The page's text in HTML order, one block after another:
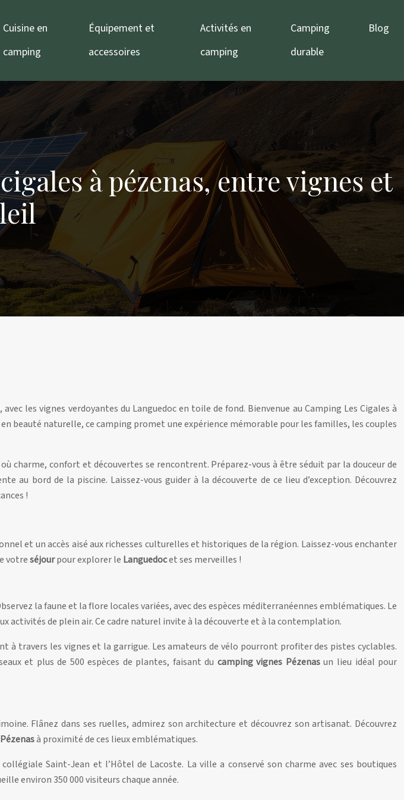
Cuisine en
camping
Équipement et
accessoires
Activités en
camping
Camping
durable
Blog
à pézenas, entre vignes et
les vignes verdoyantes du Languedoc en toile de fond. Bienvenue au Camping Les Cigales à
beauté naturelle, ce camping promet une expérience mémorable pour les familles, les couples
charme, confort et découvertes se rencontrent. Préparez-vous à être séduit par la douceur de
bord de la piscine. Laissez-vous guider à la découverte de ce lieu d’exception. Découvrez
!
et un accès aisé aux richesses culturelles et historiques de la région. Laissez-vous enchanter
votreséjourpour explorer le Languedocet ses merveilles !
la faune et la flore locales variées, avec des espèces méditerranéennes emblématiques. Le
activités de plein air. Ce cadre naturel invite à la découverte et à la contemplation.
à travers les vignes et la garrigue. Les amateurs de vélo pourront profiter des pistes cyclables.
et plus de 500 espèces de plantes, faisant du camping vignes Pézenasun lieu idéal pour
Flânez dans ses ruelles, admirez son architecture et découvrez son artisanat. Découvrez
à proximité de ces lieux emblématiques.
Saint-Jean et l’Hôtel de Lacoste. La ville a conservé son charme avec ses boutiques
environ 350 000 visiteurs chaque année.